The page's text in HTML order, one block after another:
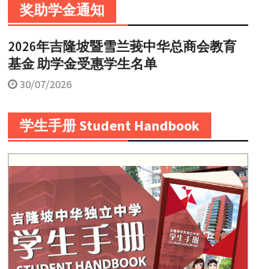
奖助学金通知
2026年吉隆坡暨雪兰莪中华总商会教育
基金 助学金受惠学生名单
30/07/2026
学生手册 Student Handbook